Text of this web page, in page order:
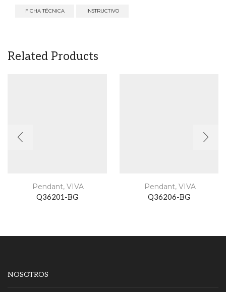
FICHA TÉCNICA INSTRUCTIVO
Related Products
Pendant,VIVA
Q36201-BG
Pendant, VIVA
Q36206-BG
NOSOTROS